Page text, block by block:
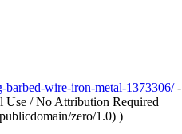
barbed-wire-iron-metal-1373306/-
Use / No Attribution Required
zero/1.0) )